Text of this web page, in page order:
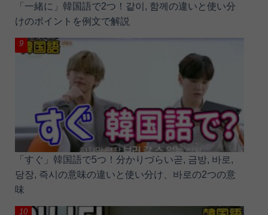
「一緒に」韓国語で2つ！같이, 함께の違いと使い分
けのポイントを例文で解説
「すぐ」韓国語で5つ！分かりづらい곧, 금방, 바로,
당장, 즉시の意味の違いと使い分け、바로の2つの意
味